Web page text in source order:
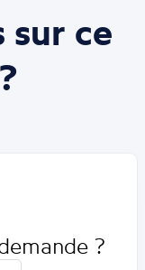
sur ce
?